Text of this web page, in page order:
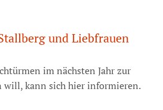
und Liebfrauen
im nächsten Jahr zur
will, kann sich hier informieren.